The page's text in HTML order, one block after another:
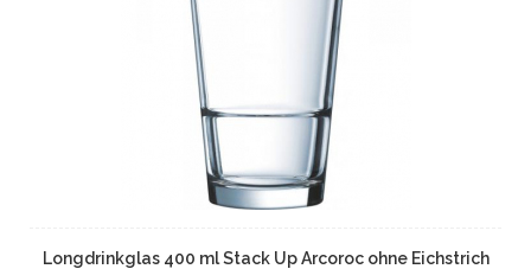
Longdrinkglas 400 ml Stack Up Arcoroc ohne Eichstrich